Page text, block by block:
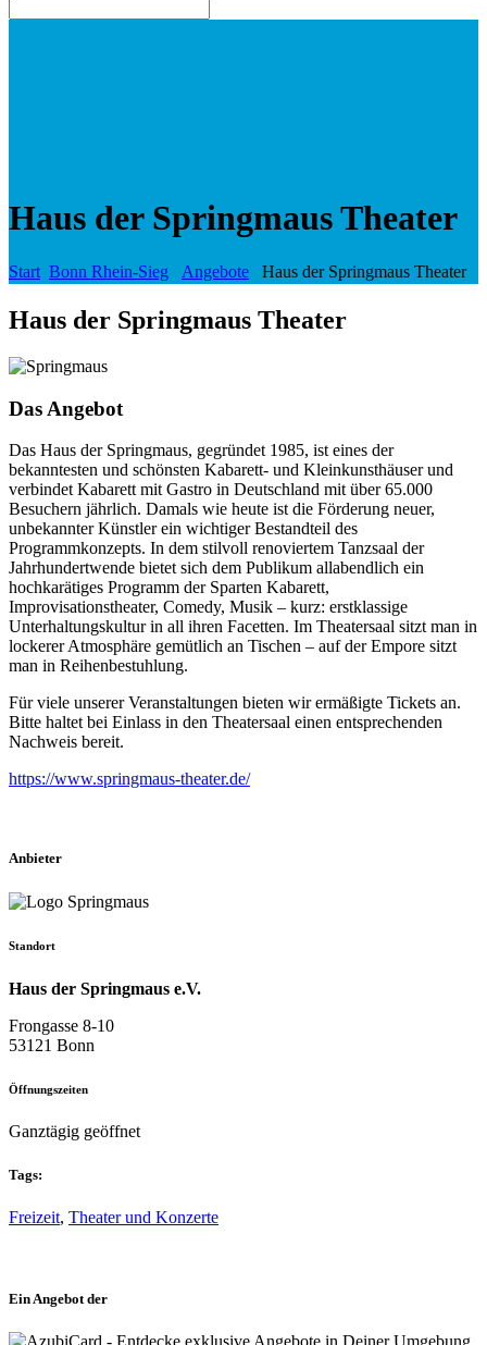
Haus der Springmaus Theater
Start Bonn Rhein-Sieg Angebote Haus der Springmaus Theater
Haus der Springmaus Theater
Das Angebot
Das Haus der Springmaus, gegründet 1985, ist eines der
bekanntesten und schönsten Kabarett- und Kleinkunsthäuser und
verbindet Kabarett mit Gastro in Deutschland mit über 65.000
Besuchern jährlich. Damals wie heute ist die Förderung neuer,
unbekannter Künstler ein wichtiger Bestandteil des
Programmkonzepts. In dem stilvoll renoviertem Tanzsaal der
Jahrhundertwende bietet sich dem Publikum allabendlich ein
hochkarätiges Programm der Sparten Kabarett,
Improvisationstheater, Comedy, Musik – kurz: erstklassige
Unterhaltungskultur in all ihren Facetten. Im Theatersaal sitzt man in
lockerer Atmosphäre gemütlich an Tischen – auf der Empore sitzt
man in Reihenbestuhlung.
Für viele unserer Veranstaltungen bieten wir ermäßigte Tickets an.
Bitte haltet bei Einlass in den Theatersaal einen entsprechenden
Nachweis bereit.
https://www.springmaus-theater.de/
Anbieter
Standort
Haus der Springmaus e.V.
Frongasse 8-10
53121 Bonn
Öffnungszeiten
Ganztägig geöffnet
Tags:
Freizeit, Theater und Konzerte
Ein Angebot der